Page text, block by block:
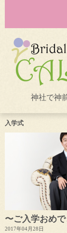
神社で神
入学式
〜ご入学おめ
2017年04月28日